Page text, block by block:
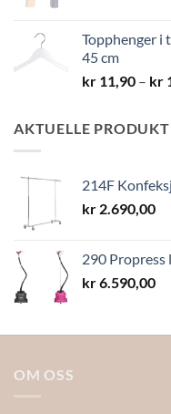
Topphenger i
45 cm
kr 11,90 – kr
AKTUELLE
214F
kr 2.690,00
290 Propress
kr6.590,00
OM OSS